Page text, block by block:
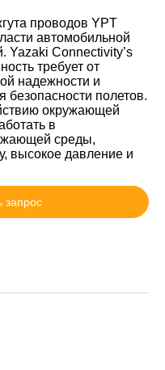
проводов YPT
автомобильной
Yazaki Connectivity’s
требует от
надежности и
безопасности полетов.
окружающей
в
среды,
высокое давление и
запрос